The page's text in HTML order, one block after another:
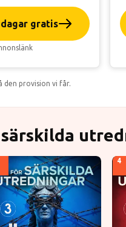
dagar gratis
den provision vi får.
4